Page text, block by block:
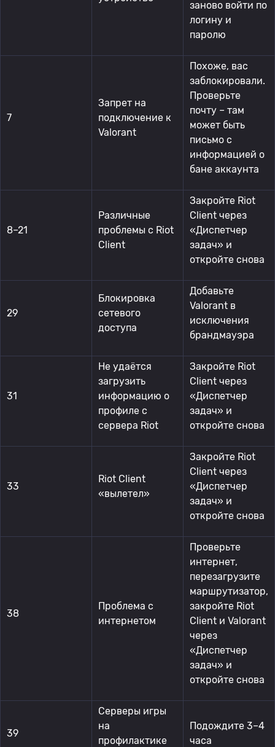
заново войти по
логину и
паролю
7
Запрет на
подключение к
Valorant
Похоже, вас
заблокировали.
Проверьте
почту – там
может быть
письмо с
информацией о
бане аккаунта
8–21
Различные
проблемы с Riot
Client
Закройте Riot
Client через
«Диспетчер
задач» и
откройте снова
29
Блокировка
сетевого
доступа
Добавьте
Valorant в
исключения
брандмауэра
31
Не удаётся
загрузить
информацию о
профиле с
сервера Riot
Закройте Riot
Client через
«Диспетчер
задач» и
откройте снова
33
Riot Client
«вылетел»
Закройте Riot
Client через
«Диспетчер
задач» и
откройте снова
38
Проблема с
интернетом
Проверьте
интернет,
перезагрузите
маршрутизатор,
закройте Riot
Client и Valorant
через
«Диспетчер
задач» и
откройте снова
39
Серверы игры
на
профилактике
Подождите 3–4
часа